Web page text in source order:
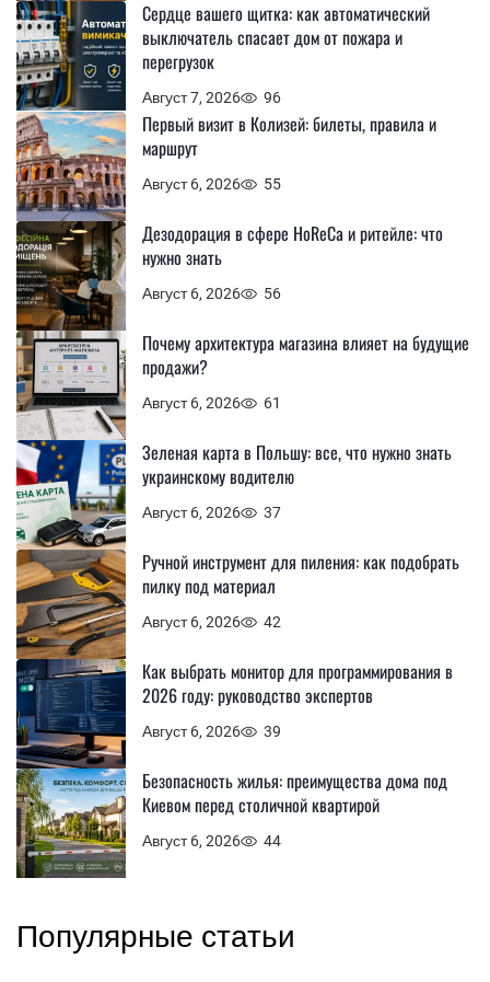
Август 7, 2026 96
Сердце вашего щитка: как автоматический
выключатель спасает дом от пожара и
перегрузок
Август 6, 2026 55
Первый визит в Колизей: билеты, правила и
маршрут
Август 6, 2026 56
Дезодорация в сфере HoReCa и ритейле: что
нужно знать
Август 6, 2026 61
Почему архитектура магазина влияет на будущие
продажи?
Август 6, 2026 37
Зеленая карта в Польшу: все, что нужно знать
украинскому водителю
Август 6, 2026 42
Ручной инструмент для пиления: как подобрать
пилку под материал
Август 6, 2026 39
Как выбрать монитор для программирования в
2026 году: руководство экспертов
Август 6, 2026 44
Безопасность жилья: преимущества дома под
Киевом перед столичной квартирой
Популярные статьи